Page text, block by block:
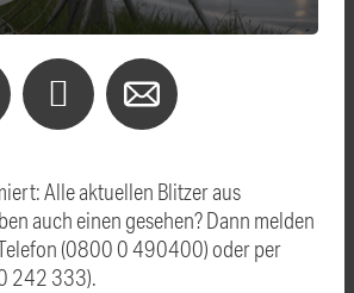
Alle aktuellen Blitzer aus
auch einen gesehen? Dann melden
(0800 0 490400) oder per
242 333).